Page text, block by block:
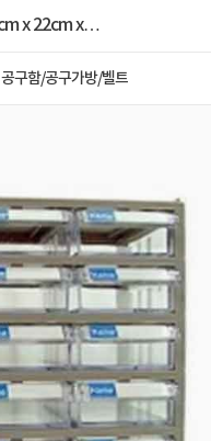
공구함/공구가방/벨트